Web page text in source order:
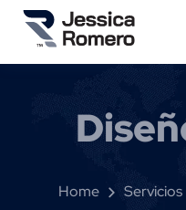
Home Servicios